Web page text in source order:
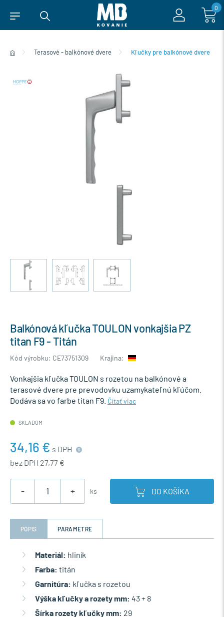
0
Terasové - balkónové dvere Kľučky pre balkónové dvere
Balkónová kľučka TOULON vonkajšia PZ
titan F9 - Titán
Kód výrobku: CE73751309 Krajina:
Vonkajšia kľučka TOULON s rozetou na balkónové a
terasové dvere pre prevodovku uzamykateľnú kľúčom.
Dodáva sa vo farbe titan F9. Čítať viac
SKLADOM
34,16 € s DPH
bez DPH 27,77 €
- + ks DO KOŠÍKA
POPIS PARAMETRE
Materiál: hliník
Farba: titán
Garnitúra: kľučka s rozetou
Výška kľučky a rozety mm: 43 + 8
Šírka rozety kľučky mm: 29